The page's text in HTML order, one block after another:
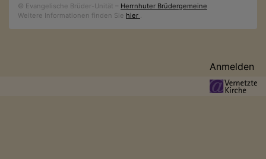
© Evangelische Brüder-Unität – Herrnhuter Brüdergemeine
Weitere Informationen finden Sie hier
Anmelden